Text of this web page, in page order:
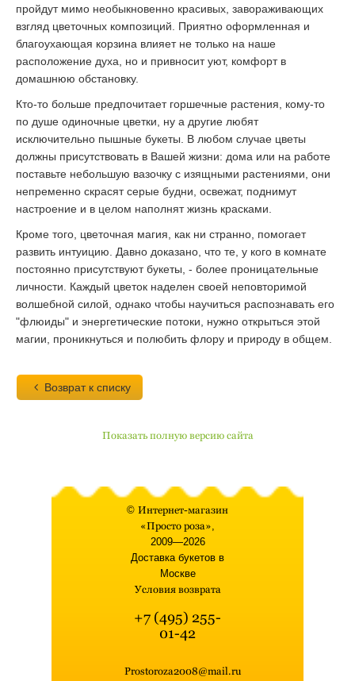
пройдут мимо необыкновенно красивых, завораживающих
взгляд цветочных композиций. Приятно оформленная и
благоухающая корзина влияет не только на наше
расположение духа, но и привносит уют, комфорт в
домашнюю обстановку.
Кто-то больше предпочитает горшечные растения, кому-то
по душе одиночные цветки, ну а другие любят
исключительно пышные букеты. В любом случае цветы
должны присутствовать в Вашей жизни: дома или на работе
поставьте небольшую вазочку с изящными растениями, они
непременно скрасят серые будни, освежат, поднимут
настроение и в целом наполнят жизнь красками.
Кроме того, цветочная магия, как ни странно, помогает
развить интуицию. Давно доказано, что те, у кого в комнате
постоянно присутствуют букеты, - более проницательные
личности. Каждый цветок наделен своей неповторимой
волшебной силой, однако чтобы научиться распознавать его
"флюиды" и энергетические потоки, нужно открыться этой
магии, проникнуться и полюбить флору и природу в общем.
Возврат к списку
Показать полную версию сайта
© Интернет-магазин
«Просто роза»,
2009—2026
Доставка букетов в
Москве
Условия возврата
+7 (495) 255-
01-42
Prostoroza2008@mail.ru